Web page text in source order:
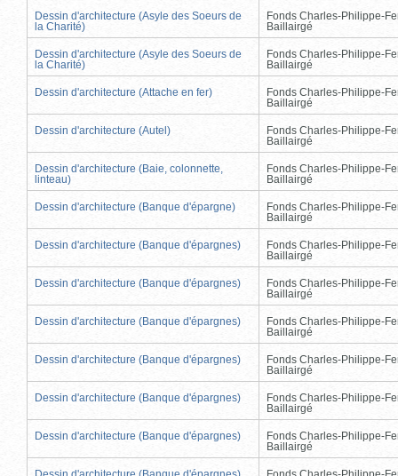
Dessin d'architecture (Asyle des Soeurs de
la Charité)
Fonds Charles-Philippe-
Baillairgé
Dessin d'architecture (Asyle des Soeurs de
la Charité)
Fonds Charles-Philippe-
Baillairgé
Dessin d'architecture (Attache en fer)
Fonds Charles-Philippe-
Baillairgé
Dessin d'architecture (Autel)
Fonds Charles-Philippe-
Baillairgé
Dessin d'architecture (Baie, colonnette,
linteau)
Fonds Charles-Philippe-
Baillairgé
Dessin d'architecture (Banque d'épargne)
Fonds Charles-Philippe-
Baillairgé
Dessin d'architecture (Banque d'épargnes)
Fonds Charles-Philippe-
Baillairgé
Dessin d'architecture (Banque d'épargnes)
Fonds Charles-Philippe-
Baillairgé
Dessin d'architecture (Banque d'épargnes)
Fonds Charles-Philippe-
Baillairgé
Dessin d'architecture (Banque d'épargnes)
Fonds Charles-Philippe-
Baillairgé
Dessin d'architecture (Banque d'épargnes)
Fonds Charles-Philippe-
Baillairgé
Dessin d'architecture (Banque d'épargnes)
Fonds Charles-Philippe-
Baillairgé